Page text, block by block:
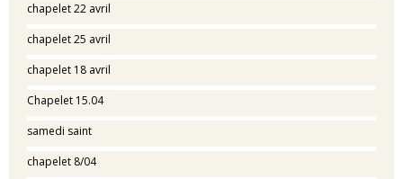
chapelet 22 avril
chapelet 25 avril
chapelet 18 avril
Chapelet 15.04
samedi saint
chapelet 8/04